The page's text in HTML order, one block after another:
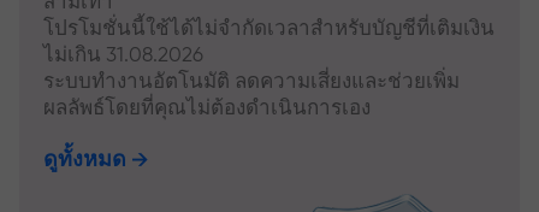
โปรโมชั่นนี้ใช้ได้ไม่จำกัดเวลาสำหรับบัญชีที่เติมเงิน
ไม่เกิน 31.08.2026
ระบบทำงานอัตโนมัติ ลดความเสี่ยงและช่วยเพิ่ม
ผลลัพธ์โดยที่คุณไม่ต้องดำเนินการเอง
ดูทั้งหมด